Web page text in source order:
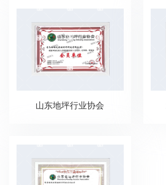
山东地坪行业协会